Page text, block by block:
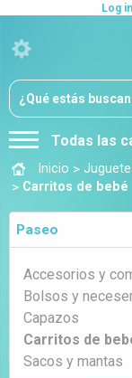
Todas las
Log in
Inicio >
> Carritos de bebé
Paseo
Accesorios y
Bolsos y
Capazos
Carritos de
Sacos y mantas